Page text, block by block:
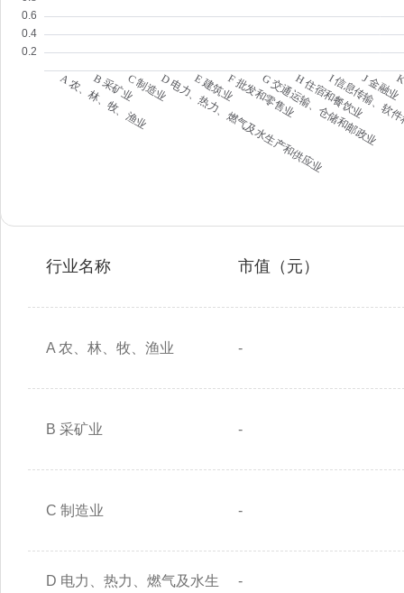
行业名称 市值（元）
A 农、林、牧、渔业 -
B 采矿业 -
C 制造业 -
D 电力、热力、燃气及水生
-